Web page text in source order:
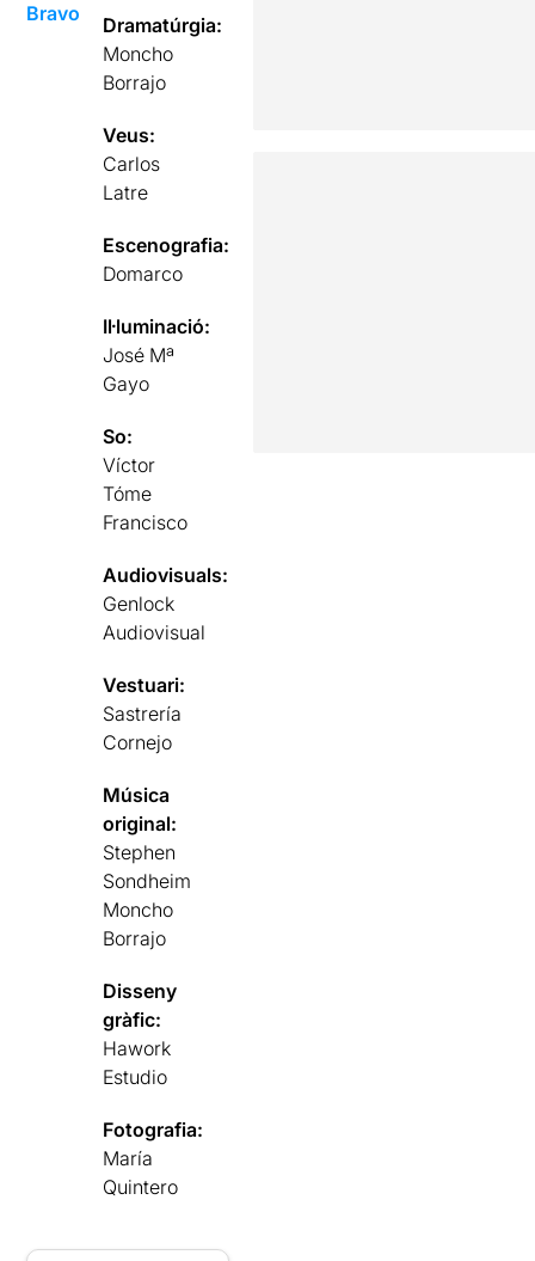
Bravo
Dramatúrgia:
Moncho
Borrajo
Veus:
Carlos
Latre
Escenografia:
Domarco
Il·luminació:
José Mª
Gayo
So:
Víctor
Tóme
Francisco
Audiovisuals:
Genlock
Audiovisual
Vestuari:
Sastrería
Cornejo
Música
original:
Stephen
Sondheim
Moncho
Borrajo
Disseny
gràfic:
Hawork
Estudio
Fotografia:
María
Quintero